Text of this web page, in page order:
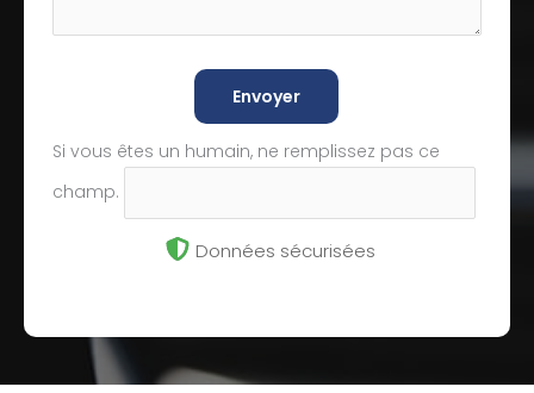
Envoyer
Si vous êtes un humain, ne remplissez pas ce
champ.
Données sécurisées